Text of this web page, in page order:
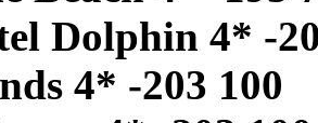
Dolphin 4* -
4* -203 100